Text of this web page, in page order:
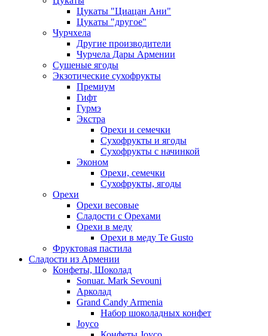
Цукаты "Циацан Ани"
Цукаты "другое"
Чурчхела
Другие производители
Чурчела Дары Армении
Сушеные ягоды
Экзотические сухофрукты
Премиум
Гифт
Гурмэ
Экстра
Орехи и семечки
Сухофрукты и ягоды
Сухофрукты с начинкой
Эконом
Орехи, семечки
Сухофрукты, ягоды
Орехи
Орехи весовые
Сладости с Орехами
Орехи в меду
Орехи в меду Te Gusto
Фруктовая пастила
Сладости из Армении
Конфеты, Шоколад
Sonuar. Mark Sevouni
Арколад
Grand Candy Armenia
Набор шоколадных конфет
Joyco